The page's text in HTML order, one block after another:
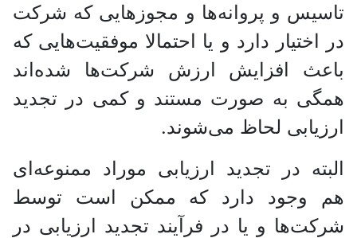
تاسیس و پروانه‌ها و مجوز‌هایی که شرکت
در اختیار دارد و یا احتمالا موفقیت‌هایی که
باعث افزایش ارزش شرکت‌ها شده‌اند
همگی به صورت مستند و کمی در تجدید
ارزیابی لحاظ می‌شوند.
البته در تجدید ارزیابی موراد ممنوعه‌ای
هم وجود دارد که ممکن است توسط
شرکت‌ها و یا در فرآیند تجدید ارزیابی در